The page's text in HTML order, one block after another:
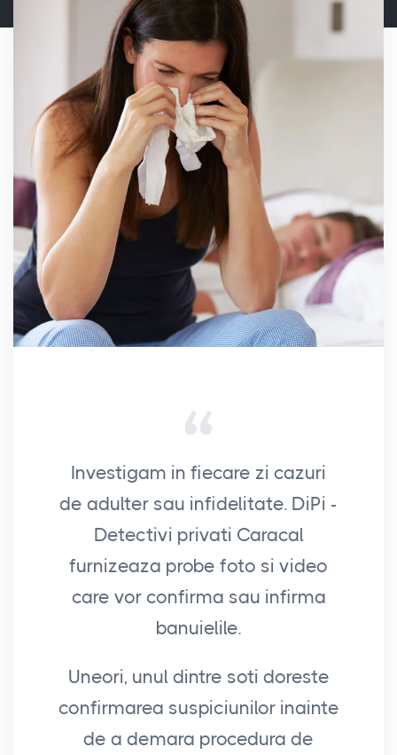
Investigam in fiecare zi cazuri
de adulter sau infidelitate. DiPi -
Detectivi privati Caracal
furnizeaza probe foto si video
care vor confirma sau infirma
banuielile.
Uneori, unul dintre soti doreste
confirmarea suspiciunilor inainte
de a demara procedura de